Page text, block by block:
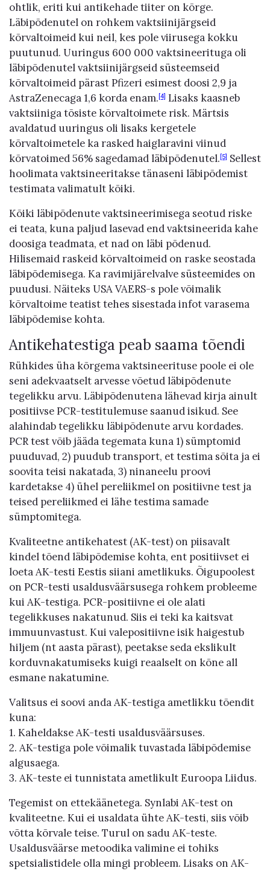
ohtlik, eriti kui antikehade tiiter on kõrge.
Läbipõdenutel on rohkem vaktsiinijärgseid
kõrvaltoimeid kui neil, kes pole viirusega kokku
puutunud. Uuringus 600 000 vaktsineerituga oli
läbipõdenutel vaktsiinijärgseid süsteemseid
kõrvaltoimeid pärast Pfizeri esimest doosi 2,9 ja
AstraZenecaga 1,6 korda enam.[4] Lisaks kaasneb
vaktsiiniga tõsiste kõrvaltoimete risk. Märtsis
avaldatud uuringus oli lisaks kergetele
kõrvaltoimetele ka rasked haiglaravini viinud
kõrvatoimed 56% sagedamad läbipõdenutel.[5] Sellest
hoolimata vaktsineeritakse tänaseni läbipõdemist
testimata valimatult kõiki.
Kõiki läbipõdenute vaktsineerimisega seotud riske
ei teata, kuna paljud lasevad end vaktsineerida kahe
doosiga teadmata, et nad on läbi põdenud.
Hilisemaid raskeid kõrvaltoimeid on raske seostada
läbipõdemisega. Ka ravimijärelvalve süsteemides on
puudusi. Näiteks USA VAERS-s pole võimalik
kõrvaltoime teatist tehes sisestada infot varasema
läbipõdemise kohta.
Antikehatestiga peab saama tõendi
Rühkides üha kõrgema vaktsineerituse poole ei ole
seni adekvaatselt arvesse võetud läbipõdenute
tegelikku arvu. Läbipõdenutena lähevad kirja ainult
positiivse PCR-testitulemuse saanud isikud. See
alahindab tegelikku läbipõdenute arvu kordades.
PCR test võib jääda tegemata kuna 1) sümptomid
puuduvad, 2) puudub transport, et testima sõita ja ei
soovita teisi nakatada, 3) ninaneelu proovi
kardetakse 4) ühel pereliikmel on positiivne test ja
teised pereliikmed ei lähe testima samade
sümptomitega.
Kvaliteetne antikehatest (AK-test) on piisavalt
kindel tõend läbipõdemise kohta, ent positiivset ei
loeta AK-testi Eestis siiani ametlikuks. Õigupoolest
on PCR-testi usaldusväärsusega rohkem probleeme
kui AK-testiga. PCR-positiivne ei ole alati
tegelikkuses nakatunud. Siis ei teki ka kaitsvat
immuunvastust. Kui valepositiivne isik haigestub
hiljem (nt aasta pärast), peetakse seda ekslikult
korduvnakatumiseks kuigi reaalselt on kõne all
esmane nakatumine.
Valitsus ei soovi anda AK-testiga ametlikku tõendit
kuna:
1. Kaheldakse AK-testi usaldusväärsuses.
2. AK-testiga pole võimalik tuvastada läbipõdemise
algusaega.
3. AK-teste ei tunnistata ametlikult Euroopa Liidus.
Tegemist on ettekäänetega. Synlabi AK-test on
kvaliteetne. Kui ei usaldata ühte AK-testi, siis võib
võtta kõrvale teise. Turul on sadu AK-teste.
Usaldusväärse metoodika valimine ei tohiks
spetsialistidele olla mingi probleem. Lisaks on AK-